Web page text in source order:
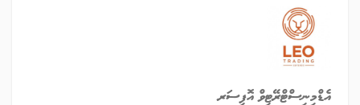
އެޑްމިނިސްޓްރޭޓިވް އޮފިސަރ